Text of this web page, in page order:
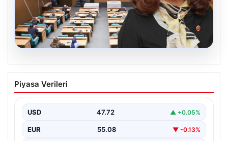
05.08.2026
Üsküdar Belediyesi’nde başkanvekili
Sibel Tan Çetinkaya oldu
Piyasa Verileri
USD 47.72 ▲ +0.05%
EUR 55.08 ▼ -0.13%